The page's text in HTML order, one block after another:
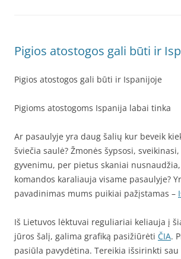
Pigios atostogos gali būti ir
Pigios atostogos gali būti ir Ispanijoje
Pigioms atostogoms Ispanija labai tinka
Ar pasaulyje yra daug šalių kur beveik
šviečia saulė? Žmonės šypsosi,
gyvenimu, per pietus skaniai
komandos karaliauja visame pasaulyje?
pavadinimas mums puikiai pažįstamas –
Iš Lietuvos lėktuvai reguliariai keliauja į
jūros šalį, galima grafiką pasižiūrėti ČIA.
pasiūla pavydėtina. Tereikia išsirinkti